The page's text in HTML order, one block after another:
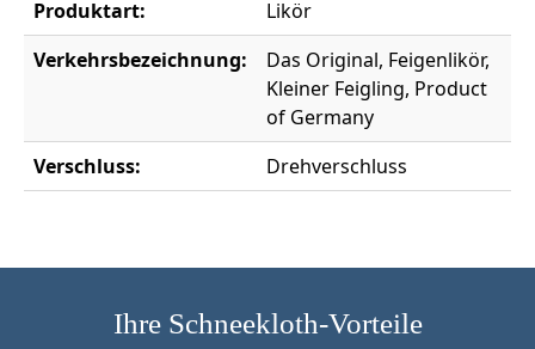
Produktart:
Likör
Verkehrsbezeichnung:
Das Original, Feigenlikör,
Kleiner Feigling, Product
of Germany
Verschluss:
Drehverschluss
Ihre Schneekloth-Vorteile